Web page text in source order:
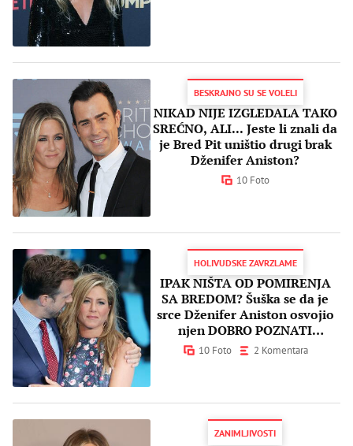
BESKRAJNO SU SE VOLELI
NIKAD NIJE IZGLEDALA TAKO
SREĆNO, ALI... Jeste li znali da
je Bred Pit uništio drugi brak
Dženifer Aniston?
10 Foto
HOLIVUDSKE ZAVRZLAME
IPAK NIŠTA OD POMIRENJA
SA BREDOM? Šuška se da je
srce Dženifer Aniston osvojio
njen DOBRO POZNATI
KOLEGA!
10 Foto 2 Komentara
ZANIMLJIVOSTI